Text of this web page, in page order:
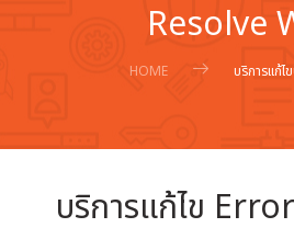
Resolve
HOME บริการแก้ไ
บริการแก้ไข